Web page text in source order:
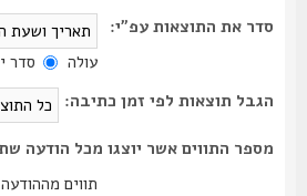
סדר את התוצאות עפ"י:
סדר יורד
הגבל תוצאות לפי זמן כתיבה:
מספר התווים אשר יוצגו מכל הודעה
תווים מההודעה